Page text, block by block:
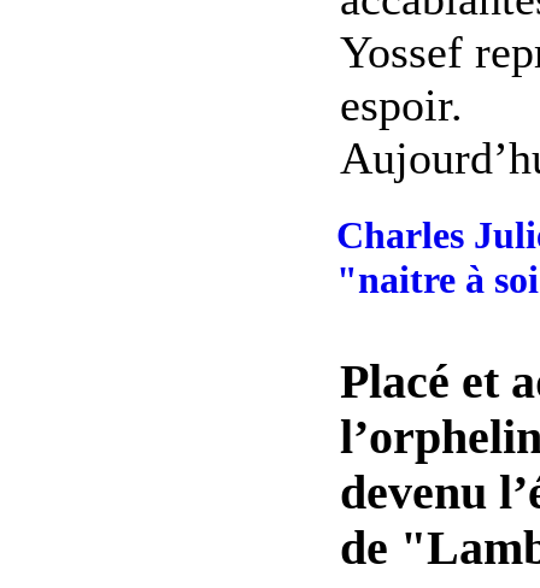
Yossef
espoir.
Charles
"naitre à
Placé et
devenu
de